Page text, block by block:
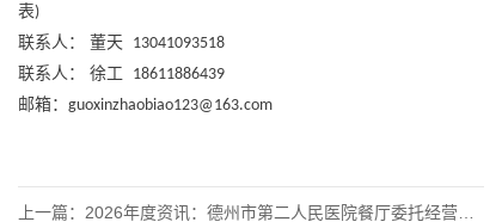
表)
联系人：
董天 13041093518
联系人：
徐工
18611886439
邮箱： guoxinzhaobiao123@163.com
上一篇： 2026年度资讯：德州市第二人民医院餐厅委托经营服务项目磋商